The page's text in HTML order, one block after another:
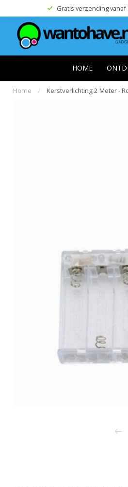
Gratis verzending vanaf
HOME
Home / Kerstverlichting 2 Meter -